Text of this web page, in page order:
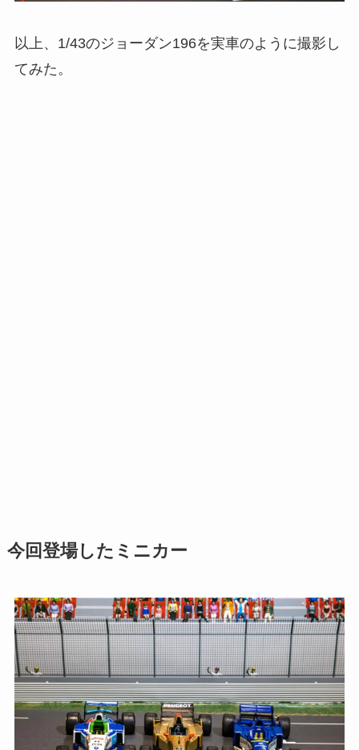
以上、1/43のジョーダン196を実車のように撮影し
てみた。
今回登場したミニカー